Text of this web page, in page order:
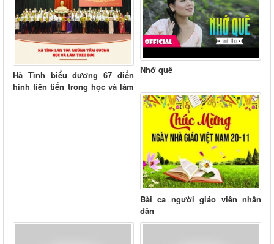
Hà Tĩnh biểu dương 67 điển
hình tiên tiến trong học và làm
Nhớ quê
Bài ca người giáo viên nhân
dân